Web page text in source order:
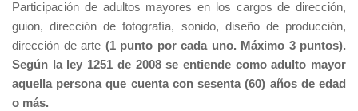
Participación de adultos mayores en los cargos de dirección,
guion, dirección de fotografía, sonido, diseño de producción,
dirección de arte (1 punto por cada uno. Máximo 3 puntos).
Según la ley 1251 de 2008 se entiende como adulto mayor
aquella persona que cuenta con sesenta (60) años de edad
o más.